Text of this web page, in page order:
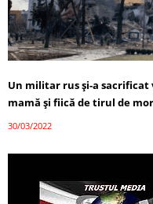
Un militar rus și-a
mamă și fiică de tirul de
30/03/2022